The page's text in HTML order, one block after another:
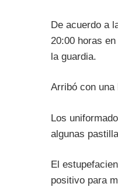
De acuerdo a
20:00 horas
la guardia.
Arribó con una
Los
algunas
El
positivo para